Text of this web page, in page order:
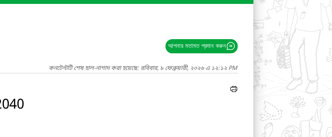
আপনার মতামত প্রদান করুন
কনটেন্টটি শেষ হাল-নাগাদ করা হয়েছে: রবিবার, ৮ ফেব্রুয়ারী, ২০২৬ এ ১২:১২ PM